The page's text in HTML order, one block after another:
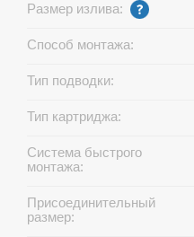
Размер излива:
Способ монтажа:
Тип подводки:
Тип картриджа:
Система быстрого
монтажа:
Присоединительный
размер: